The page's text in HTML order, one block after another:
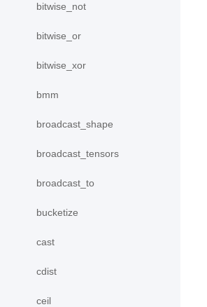
bitwise_not
bitwise_or
bitwise_xor
bmm
broadcast_shape
broadcast_tensors
broadcast_to
bucketize
cast
cdist
ceil